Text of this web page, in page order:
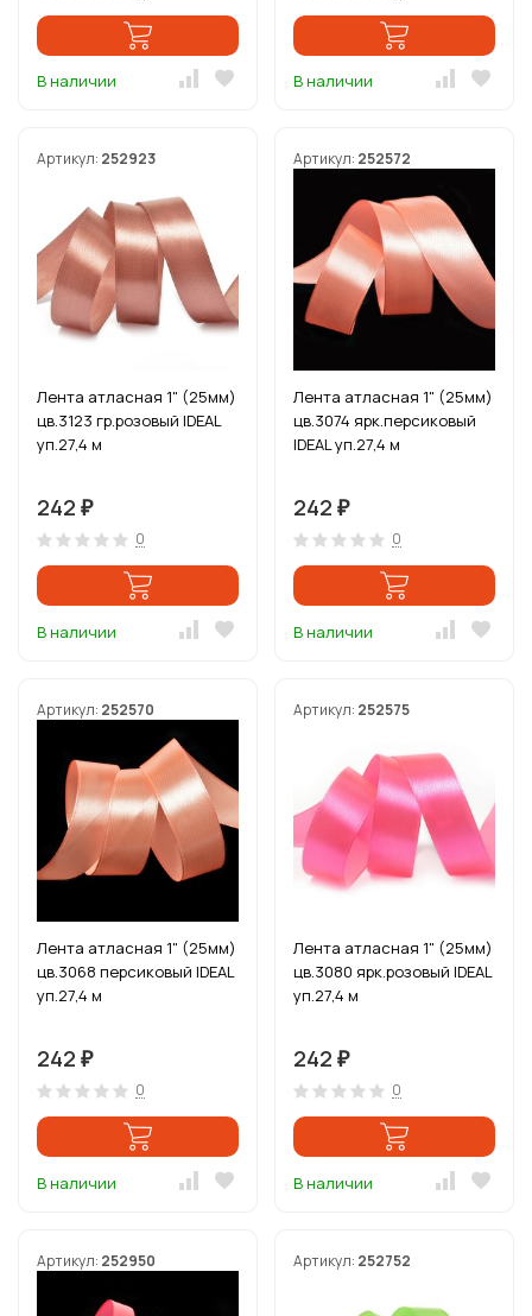
В наличии В наличии
Артикул: 252923
Лента атласная 1" (25мм)
цв.3123 гр.розовый IDEAL
уп.27,4 м
242 ₽
0
В наличии
Артикул: 252572
Лента атласная 1" (25мм)
цв.3074 ярк.персиковый
IDEAL уп.27,4 м
242 ₽
0
В наличии
Артикул: 252570
Лента атласная 1" (25мм)
цв.3068 персиковый IDEAL
уп.27,4 м
242 ₽
0
В наличии
Артикул: 252575
Лента атласная 1" (25мм)
цв.3080 ярк.розовый IDEAL
уп.27,4 м
242 ₽
0
В наличии
Артикул: 252950 Артикул: 252752